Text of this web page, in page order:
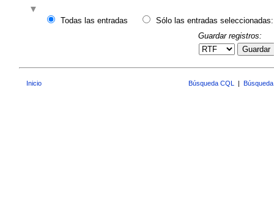
Todas las entradas
Sólo las entradas seleccionadas:
Guardar registros:
Guardar
Inicio Búsqueda CQL